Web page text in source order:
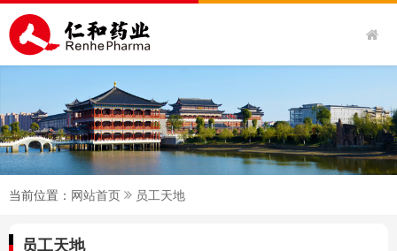
当前位置： 网站首页 员工天地
员工天地